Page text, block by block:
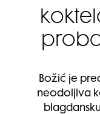
Božić je
neodoljiva